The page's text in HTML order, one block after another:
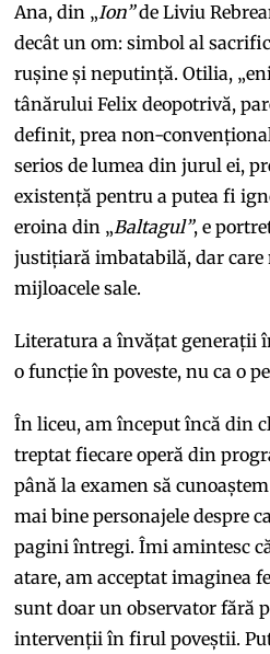
Ana, din „Ion”de Liviu
decât un om: simbol al
rușine și neputință. Otilia,
tânărului Felix deopotrivă,
definit, prea non-
serios de lumea din jurul ei,
existență pentru a putea fi
eroina din „Baltagul”, e
justițiară imbatabilă, dar care
mijloacele sale.
Literatura a învățat generații
o funcție în poveste, nu ca o
În liceu, am început încă din
treptat fiecare operă din
până la examen să
mai bine personajele despre
pagini întregi. Îmi amintesc
atare, am acceptat imaginea
sunt doar un observator fără
intervenții în firul poveștii.